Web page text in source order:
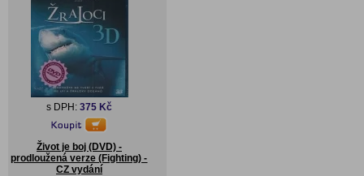
s DPH: 375 Kč
Život je boj (DVD) -
prodloužená verze (Fighting) -
CZ vydání